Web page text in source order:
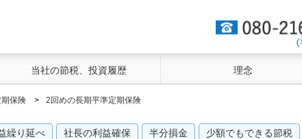
当社の節税、投資履歴 理念
保険 2回めの長期平準定期保険
繰り延べ 社長の利益確保 半分損金 少額でもできる節税